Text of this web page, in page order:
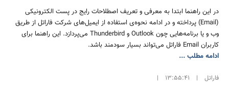
در این راهنما ابتدا به معرفی و تعریف اصطلاحات رایج در پست الکترونیکی
(Email) پرداخته و در ادامه نحوه‌ی استفاده از ایمیل‌های شرکت فاراتل از طریق
وب و یا برنامه‌هایی چون Outlook و Thunderbird می‌پردازد. این راهنما برای
کاربران Email فاراتل می‌تواند بسیار سودمند باشد.
ادامه مطلب ...
فاراتل |
13:55:41
|